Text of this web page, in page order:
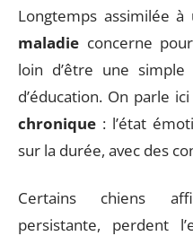
Longtemps assimilée
maladie concerne
loin d’être une
d’éducation. On parle
chronique : l’état
sur la durée, avec des
Certains chiens
persistante, perdent